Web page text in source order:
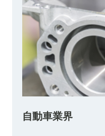
自動車業界